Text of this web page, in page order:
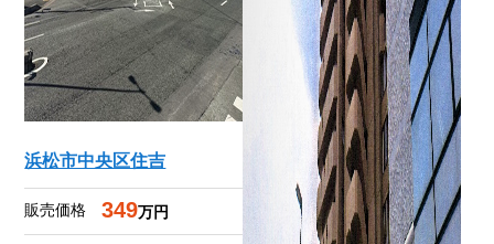
浜松市中央区住吉
販売価格 349万円